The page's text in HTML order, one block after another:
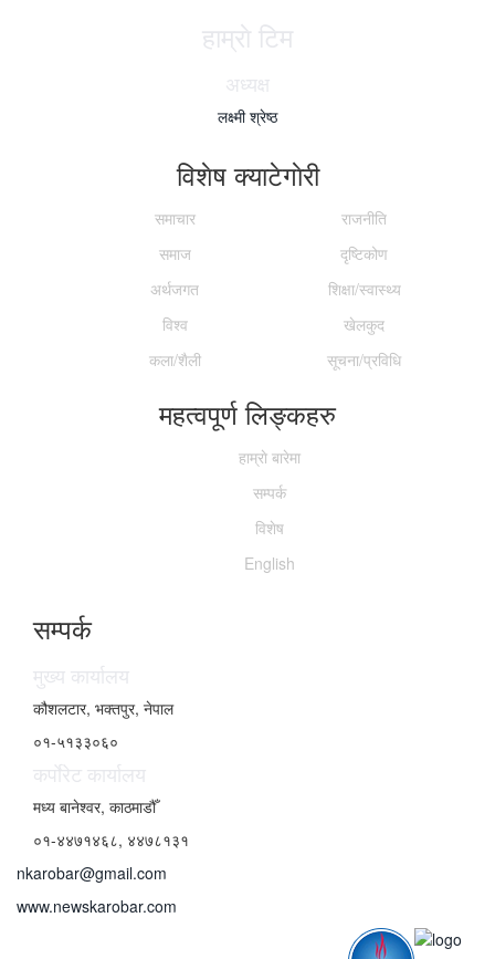
हाम्राे टिम
अध्यक्ष
लक्ष्मी श्रेष्ठ
विशेष क्याटेगाेरी
समाचार
राजनीति
समाज
दृष्टिकोण
अर्थजगत
शिक्षा/स्वास्थ्य
विश्व
खेलकुद
कला/शैली
सूचना/प्रविधि
महत्वपूर्ण लिङ्कहरु
हाम्राे बारेमा
सम्पर्क
विशेष
English
सम्पर्क
मुख्य कार्यालय
कौशलटार, भक्तपुर, नेपाल
०१-५१३३०६०
कर्पाेरेट कार्यालय
मध्य बानेश्वर, काठमाडौँ
०१-४४७१४६८, ४४७८१३१
nkarobar@gmail.com
www.newskarobar.com